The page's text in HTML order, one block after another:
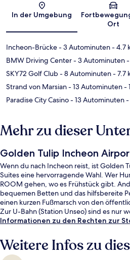
Karte
In der Umgebung
Ort
Incheon-Brücke- 3 Autominuten- 4.7
BMW Driving Center- 3 Autominuten
SKY72 Golf Club- 8 Autominuten- 7.7
Strand von Marsian- 13 Autominuten-
Paradise City Casino- 13 Autominuten-
Mehr zu dieser
Golden Tulip Incheon
Wenn du nach Incheon reist, ist Golden
Suites eine hervorragende Wahl. Wer
ROOM gehen, wo es Frühstück gibt.
bequemen Betten und das hilfsbereite
einen kurzen Fußmarsch von den
Zur U-Bahn (Station Unseo) sind es nur
Informationen zu den Rechten zur
Weitere Infos zu